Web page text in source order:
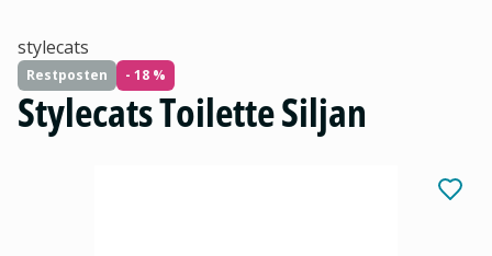
stylecats
Restposten - 18 %
Stylecats Toilette Siljan